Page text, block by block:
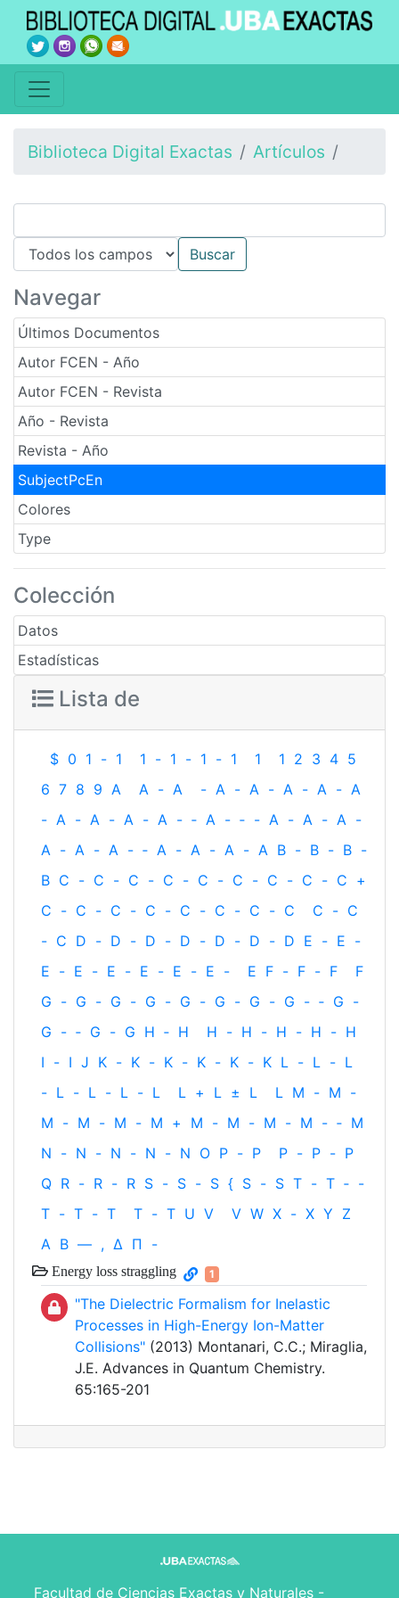
Biblioteca Digital Exactas Artículos
Navegar
Últimos Documentos
Autor FCEN - Año
Autor FCEN - Revista
Año - Revista
Revista - Año
SubjectPcEn
Colores
Type
Colección
Datos
Estadísticas
Lista de
$ 0 1 - 1 1 - 1 - 1 - 1 1 1 2 3 4 5
6 7 8 9 A A - A - A - A - A - A - A
- A - A - A - A - ‐ A - ‐ - A - A - A -
A - A - A - ‐ A - A - A - A B - B - B -
B C - C - C - C - C - C - C - C - C +
C - C - C - C - C - C - C - C C - C
- C D - D - D - D - D - D - D E - E -
E - E - E - E - E - E - E F - F - F
F
G - G - G - G - G - G - G - G - ‐ G -
G - ‐ G - G H ‐ H H - H - H - H - H
I - I J K - K - K - K - K - K L - L - L
- L - L - L - L L + L ± L L M - M -
M - M - M - M + M - M - M - M - ‐ M
N - N - N - N - N O P - P P - P - P
Q R - R - R S - S - S { S - S T - T ‐ -
T - T - T T - T U V V W X - X Y Z
Α Β — , Δ Π -
Energy loss straggling 1
"The Dielectric Formalism for Inelastic
Processes in High-Energy Ion-Matter
Collisions" (2013) Montanari, C.C.; Miraglia,
J.E. Advances in Quantum Chemistry.
65:165-201
Facultad de Ciencias Exactas y Naturales -